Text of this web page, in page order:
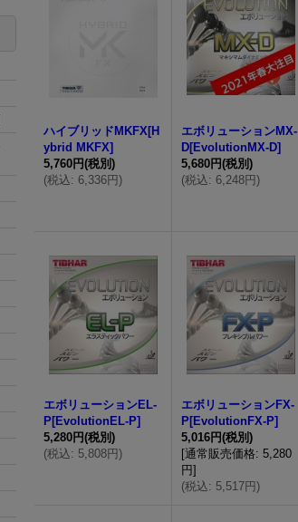
ハイブリッドMKFX[H
ybrid MKFX]
5,760円(税別)
(税込: 6,336円)
エボリューションMX-
D[EvolutionMX-D]
5,680円(税別)
(税込: 6,248円)
エボリューションEL-
P[EvolutionEL-P]
5,280円(税別)
(税込: 5,808円)
エボリューションFX-
P[EvolutionFX-P]
5,016円(税別)
[通常販売価格: 5,280
円]
(税込: 5,517円)